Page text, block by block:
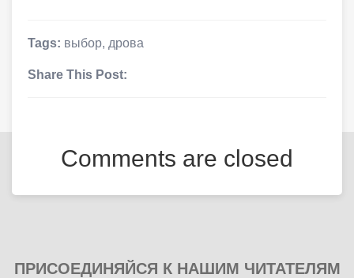
Tags: выбор, дрова
Share This Post:
Comments are closed
ПРИСОЕДИНЯЙСЯ К НАШИМ ЧИТАТЕЛЯМ